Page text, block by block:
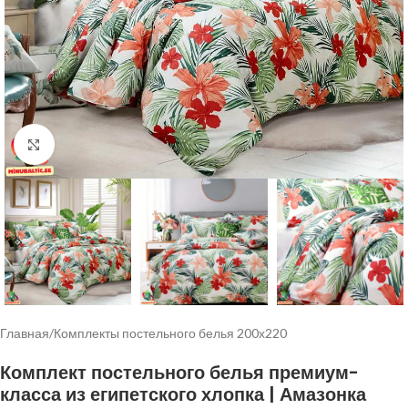
Click to enlarge
Главная/Комплекты постельного белья 200х220
Комплект постельного белья премиум-
класса из египетского хлопка | Амазонка